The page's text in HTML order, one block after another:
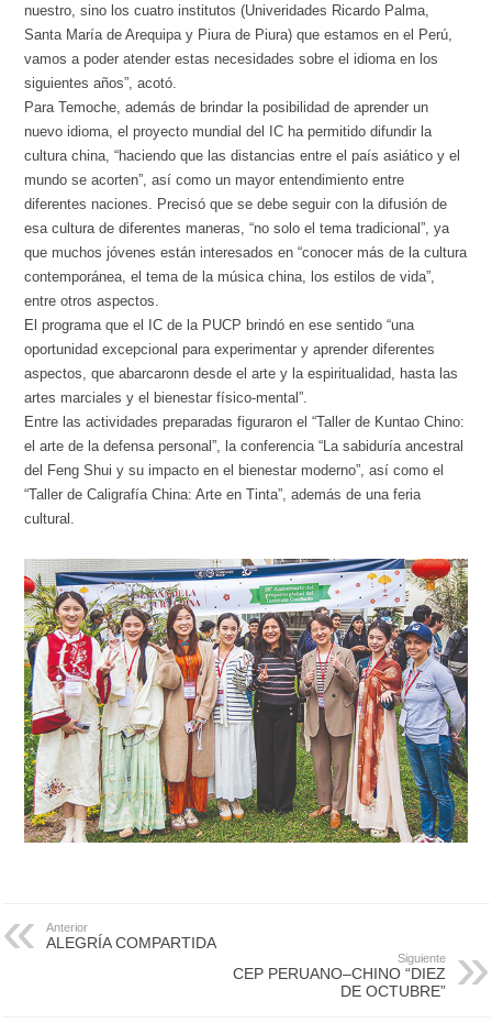
nuestro, sino los cuatro institutos (Univeridades Ricardo Palma,
Santa María de Arequipa y Piura de Piura) que estamos en el Perú,
vamos a poder atender estas necesidades sobre el idioma en los
siguientes años”, acotó.
Para Temoche, además de brindar la posibilidad de aprender un
nuevo idioma, el proyecto mundial del IC ha permitido difundir la
cultura china, “haciendo que las distancias entre el país asiático y el
mundo se acorten”, así como un mayor entendimiento entre
diferentes naciones. Precisó que se debe seguir con la difusión de
esa cultura de diferentes maneras, “no solo el tema tradicional”, ya
que muchos jóvenes están interesados en “conocer más de la cultura
contemporánea, el tema de la música china, los estilos de vida”,
entre otros aspectos.
El programa que el IC de la PUCP brindó en ese sentido “una
oportunidad excepcional para experimentar y aprender diferentes
aspectos, que abarcaronn desde el arte y la espiritualidad, hasta las
artes marciales y el bienestar físico-mental”.
Entre las actividades preparadas figuraron el “Taller de Kuntao Chino:
el arte de la defensa personal”, la conferencia “La sabiduría ancestral
del Feng Shui y su impacto en el bienestar moderno”, así como el
“Taller de Caligrafía China: Arte en Tinta”, además de una feria
cultural.
Anterior
ALEGRÍA COMPARTIDA
Siguiente
CEP PERUANO–CHINO “DIEZ
DE OCTUBRE”